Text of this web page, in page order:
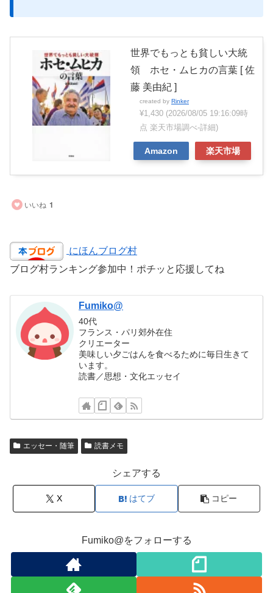
世界でもっとも貧しい大統
領 ホセ・ムヒカの言葉 [ 佐
藤 美由紀 ]
created by Rinker
¥1,430 (2026/08/05 19:16:09時
点 楽天市場調べ-詳細)
Amazon 楽天市場
いいね 1
にほんブログ村
ブログ村ランキング参加中！ポチッと応援してね
Fumiko@
40代
フランス・パリ郊外在住
クリエーター
美味しい夕ごはんを食べるために毎日生きて
います。
読書／思想・文化エッセイ
エッセー・随筆 読書メモ
シェアする
X はてブ コピー
Fumiko@をフォローする